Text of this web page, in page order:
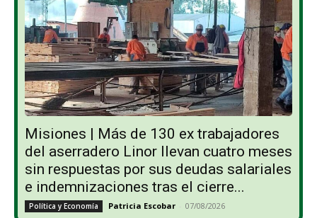
Misiones | Más de 130 ex trabajadores
del aserradero Linor llevan cuatro meses
sin respuestas por sus deudas salariales
e indemnizaciones tras el cierre...
Política y Economía Patricia Escobar - 07/08/2026